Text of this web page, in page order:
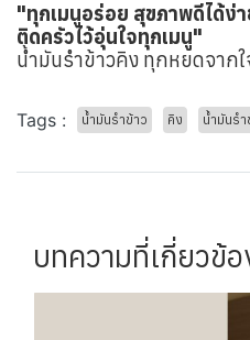
"ทุกเมนูอร่อย สุขภาพดีได้ง่
ติดครัวไว้อุ่นใจทุกเมนู"
น้ำมันรำข้าวคิง ทุกหยดจากใ
Tags : น้ำมันรำข้าว คิง น้ำมันร
บทความที่เกี่ยวข้อ